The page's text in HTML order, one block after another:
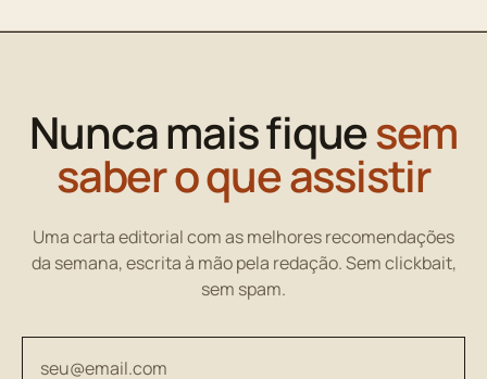
Nunca mais fiquesem
saber o que assistir
Uma carta editorial com as melhores recomendações
da semana, escrita à mão pela redação. Sem clickbait,
sem spam.